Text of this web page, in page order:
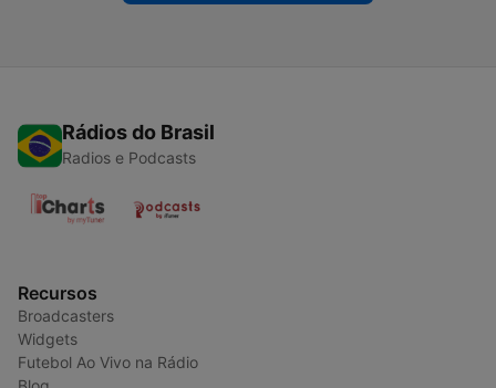
Rádios do Brasil
Radios e Podcasts
Recursos
Broadcasters
Widgets
Futebol Ao Vivo na Rádio